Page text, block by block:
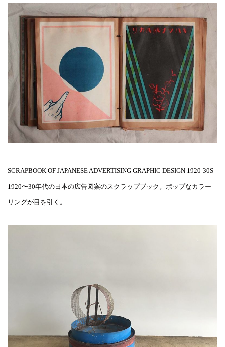
SCRAPBOOK OF JAPANESE ADVERTISING GRAPHIC DESIGN 1920-30S
1920〜30年代の日本の広告図案のスクラップブック。ポップなカラー
リングが目を引く。